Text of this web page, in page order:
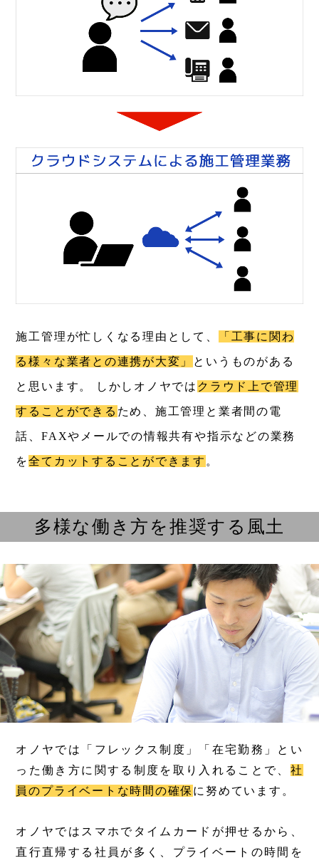
施工管理が忙しくなる理由として、 「工事に関わ
る様々な業者との連携が大変」 というものがある
と思います。 しかしオノヤでは クラウド上で管理
することができる ため、施工管理と業者間の電
話、FAXやメールでの情報共有や指示などの業務
を全てカットすることができます 。
多様な働き方を推奨する風土
オノヤでは「フレックス制度」「在宅勤務」とい
った働き方に関する制度を取り入れることで、 社
員のプライベートな時間の確保 に努めています。
オノヤではスマホでタイムカードが押せるから、
直行直帰する社員が多く、プライベートの時間を